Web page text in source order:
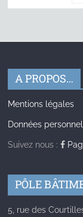
A PROPOS…
Mentions légales
Données
Suivez nous :
PÔLE
5, rue des